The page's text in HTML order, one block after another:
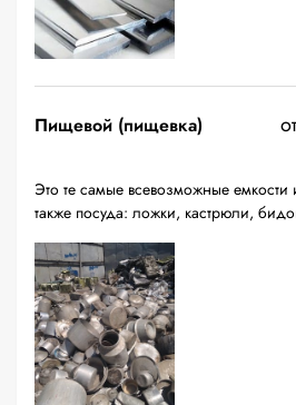
Пищевой (пищевка)
Это те самые всевозможные емкости
также посуда: ложки, кастрюли,